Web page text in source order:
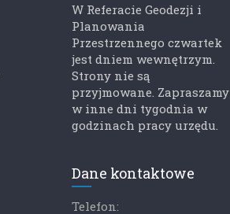
W Referacie Geodezji i
Planowania
Przestrzennego czwartek
jest dniem wewnętrzym.
Strony nie są
przyjmowane. Zapraszamy
w inne dni tygodnia w
godzinach pracy urzędu.
Dane kontaktowe
Telefon: